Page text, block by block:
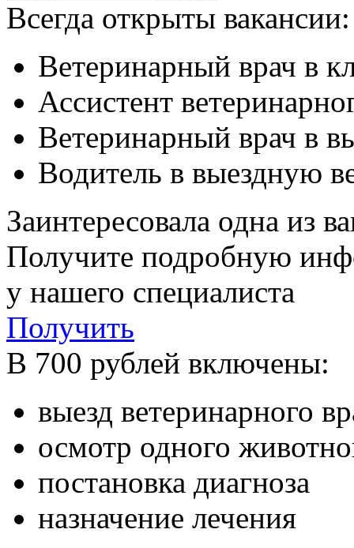
Всегда открыты вакансии:
Ветеринарный врач в
Ассистент
Ветеринарный врач в
Водитель в выездную
Заинтересовала одна из
Получите подробную
у нашего специалиста
Получить
В 700 рублей включены:
выезд ветеринарного
осмотр одного
постановка диагноза
назначение лечения